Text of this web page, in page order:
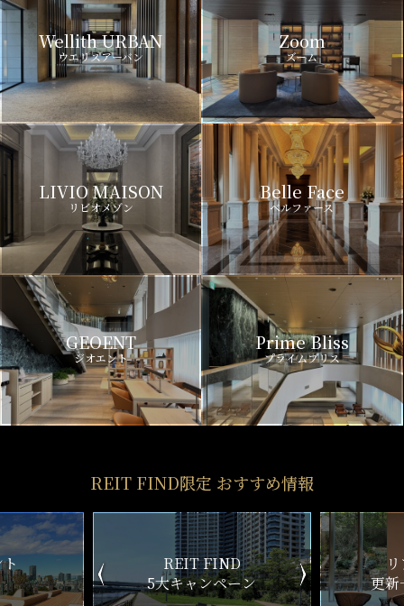
Wellith URBAN
ウエリスアーバン
Zoom
ズーム
LIVIO MAISON
リビオメゾン
Belle Face
ベルファース
GEOENT
ジオエント
Prime Bliss
プライムブリス
REIT FIND限定 おすすめ情報
FIND
ンペーン
リアルタイム
更新一覧チェック